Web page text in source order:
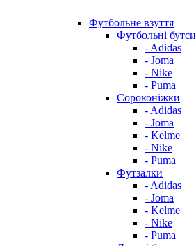
Футбольне взуття
Футбольні бутси
- Adidas
- Joma
- Nike
- Puma
Сороконіжки
- Adidas
- Joma
- Kelme
- Nike
- Puma
Футзалки
- Adidas
- Joma
- Kelme
- Nike
- Puma